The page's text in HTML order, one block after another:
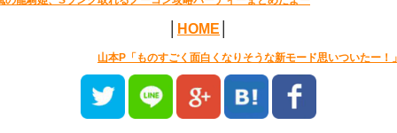
HOME
山本P「ものすごく面白くなりそうな新モード思いついたー！